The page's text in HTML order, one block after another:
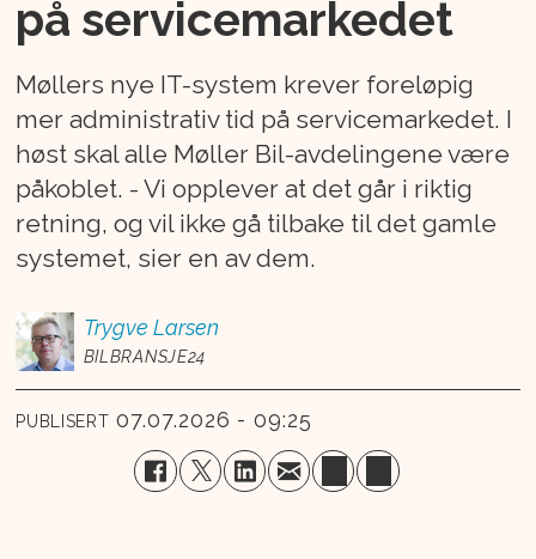
på servicemarkedet
Møllers nye IT-system krever foreløpig
mer administrativ tid på servicemarkedet. I
høst skal alle Møller Bil-avdelingene være
påkoblet. - Vi opplever at det går i riktig
retning, og vil ikke gå tilbake til det gamle
systemet, sier en av dem.
Trygve Larsen
BILBRANSJE24
PUBLISERT 07.07.2026 - 09:25